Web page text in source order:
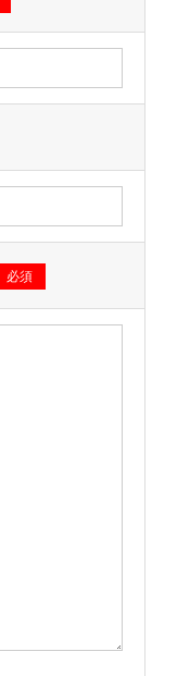
必須